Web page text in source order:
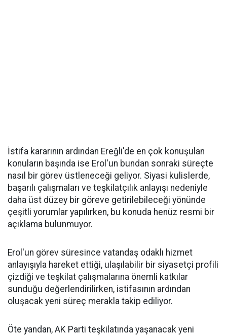
İstifa kararının ardından Ereğli'de en çok konuşulan
konuların başında ise Erol'un bundan sonraki süreçte
nasıl bir görev üstleneceği geliyor. Siyasi kulislerde,
başarılı çalışmaları ve teşkilatçılık anlayışı nedeniyle
daha üst düzey bir göreve getirilebileceği yönünde
çeşitli yorumlar yapılırken, bu konuda henüz resmi bir
açıklama bulunmuyor.
Erol'un görev süresince vatandaş odaklı hizmet
anlayışıyla hareket ettiği, ulaşılabilir bir siyasetçi profili
çizdiği ve teşkilat çalışmalarına önemli katkılar
sunduğu değerlendirilirken, istifasının ardından
oluşacak yeni süreç merakla takip ediliyor.
Öte yandan, AK Parti teşkilatında yaşanacak yeni